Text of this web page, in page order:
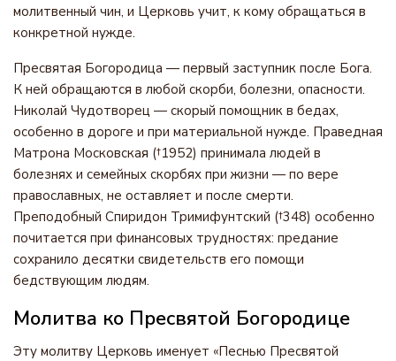
молитвенный чин, и Церковь учит, к кому обращаться в
конкретной нужде.
Пресвятая Богородица — первый заступник после Бога.
К ней обращаются в любой скорби, болезни, опасности.
Николай Чудотворец — скорый помощник в бедах,
особенно в дороге и при материальной нужде. Праведная
Матрона Московская (†1952) принимала людей в
болезнях и семейных скорбях при жизни — по вере
православных, не оставляет и после смерти.
Преподобный Спиридон Тримифунтский (†348) особенно
почитается при финансовых трудностях: предание
сохранило десятки свидетельств его помощи
бедствующим людям.
Молитва ко Пресвятой Богородице
Эту молитву Церковь именует «Песнью Пресвятой